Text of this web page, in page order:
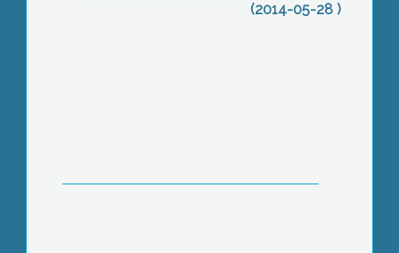
(2014-05-28 )